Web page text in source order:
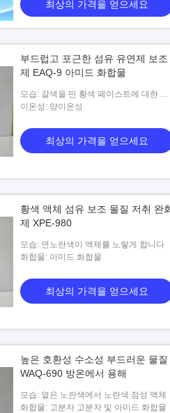
최상의 가격을 얻으세요
부드럽고 포근한 섬유 유연제 보조
제 EAQ-9 아미드 화합물
모습: 갈색을 띤 황색 페이스트에 대한 노
랑색
이온성: 양이온성
최상의 가격을 얻으세요
황색 액체 섬유 보조 물질 저취 완
제 XPE-980
모습: 연노란색이 액체를 노랗게 합니다
화합물: 아미드 화합물
최상의 가격을 얻으세요
높은 호환성 수소성 부드러운 물질
WAQ-690 방온에서 용해
모습: 옅은 노란색에서 노란색 점성 액체
화합물: 고분자 고분자 및 아미드 화합물